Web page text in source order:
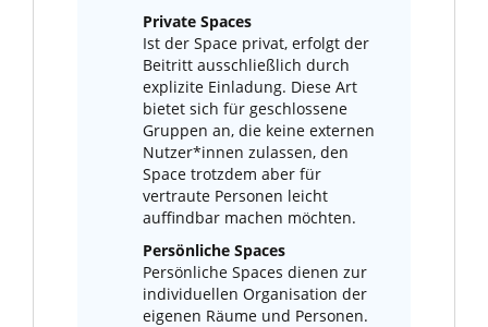
Private Spaces
Ist der Space privat, erfolgt der
Beitritt ausschließlich durch
explizite Einladung. Diese Art
bietet sich für geschlossene
Gruppen an, die keine externen
Nutzer*innen zulassen, den
Space trotzdem aber für
vertraute Personen leicht
auffindbar machen möchten.
Persönliche Spaces
Persönliche Spaces dienen zur
individuellen Organisation der
eigenen Räume und Personen.